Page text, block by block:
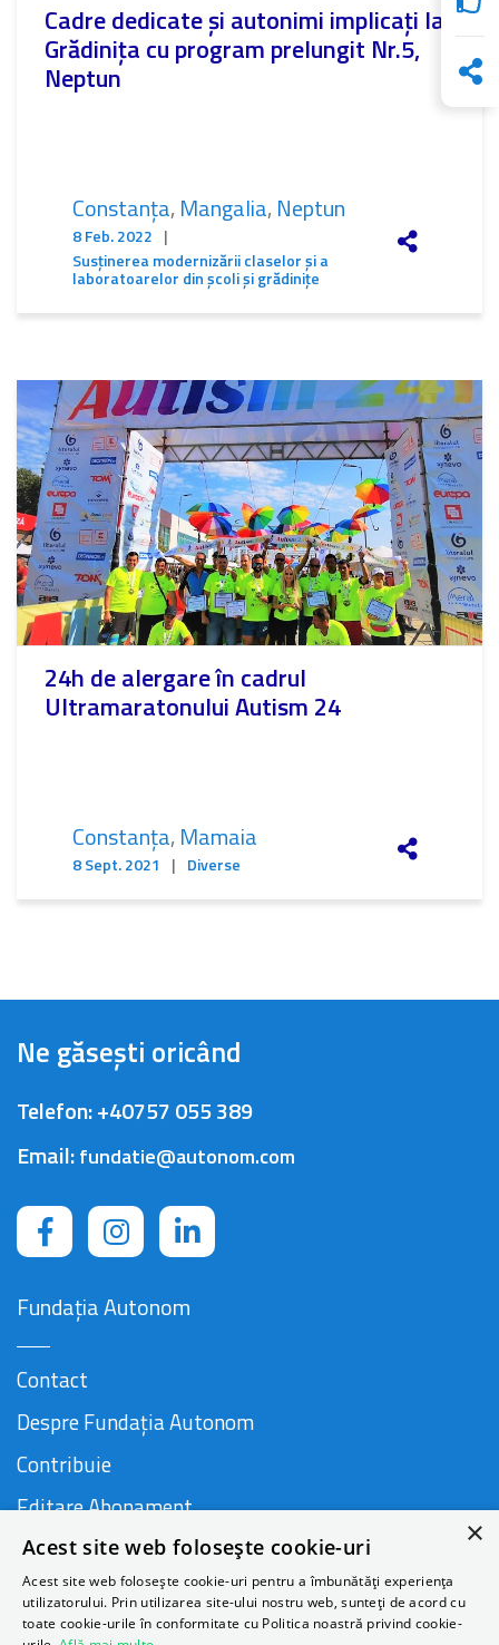
Cadre dedicate și autonimi implicați la
Grădinița cu program prelungit Nr.5,
Neptun
Constanța, Mangalia, Neptun
8 Feb. 2022 |
Susținerea modernizării claselor și a
laboratoarelor din școli și grădinițe
24h de alergare în cadrul
Ultramaratonului Autism 24
Constanța, Mamaia
8 Sept. 2021 | Diverse
Ne găsești oricând
Telefon:+40757 055 389
Email:fundatie@autonom.com
Fundația Autonom
Contact
Despre Fundația Autonom
Contribuie
Editare Abonament
Cauză susținută de
×
Acest site web folosește cookie-uri
Acest site web folosește cookie-uri pentru a îmbunătăți experiența
utilizatorului. Prin utilizarea site-ului nostru web, sunteți de acord cu
toate cookie-urile în conformitate cu Politica noastră privind cookie-